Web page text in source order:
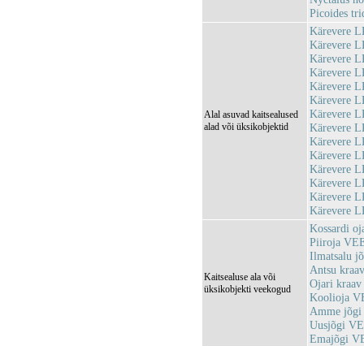
Picoides
Alal asuvad kaitsealused
alad või üksikobjektid
Kärevere
Kärevere
Kärevere
Kärevere
Kärevere
Kärevere
Kärevere
Kärevere
Kärevere
Kärevere
Kärevere
Kärevere
Kärevere
Kärevere
Kaitsealuse ala või
üksikobjekti veekogud
Kossardi
Piiroja
Ilmatsalu
Antsu
Ojari
Koolioja
Amme
Uusjõgi
Emajõgi